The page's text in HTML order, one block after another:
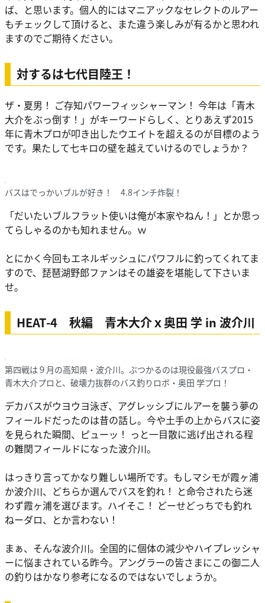
ば、と思います。個人的にはマニアックなセレクトのルアー
もチェックして頂けると、また違う楽しみが有るかと思われ
ますのでご期待ください。
対するは七代目陸王！
ザ・夏男！ ご存知パワーフィッシャーマン！ 今年は「青木
大介をぶっ倒す！」がキーワードらしく、とりあえず2015
年に青木プロが叩き出したウエイトを超えるのが目標のよう
です。果たして七キロの壁を越えていけるのでしょうか？
バスはでっかいブルが好き！ 4.8インチ炸裂！
「だいたいブルフラット使いは俺が本家やねん！」とか思っ
てらしゃるのかも知れません。ｗ
とにかく今回もエネルギッシュにパワフルに釣ってくれてま
すので、琵琶湖野郎ファンはその雄姿を堪能して下さいま
せ。
HEAT-4 秋編 青木大介ｘ奥田 学 in 波介川
第四戦は９月の高知県・波介川。ぶつかるのは現役最強バスプロ・
青木大介プロと、破壊力抜群のバス釣りロボ・奥田 学プロ！
デカバスがウヨウヨ泳ぎ、アグレッシブにルアーを襲う夢の
フィールドだったのは昔の話し。今や土手の上からバスに姿
を見られた瞬間、ピューッ！ っと一目散に逃げ出される程
の難関フィールドになった波介川。
はっきり言ってかなり難しい場所です。もしマシモが霞ヶ浦
か波介川、どちらか選んでバスを釣れ！ と命令されたら迷
わず霞ヶ浦を選びます。ハイそこ！ どーせどっちでも釣れ
ねーダロ、とか言わない！
まぁ、そんな波介川。全国的に個体の減少やハイプレッシャ
ーに悩まされている昨今。アングラーの皆さまにこの御二人
の釣りはかなり参考になるのではないでしょうか。